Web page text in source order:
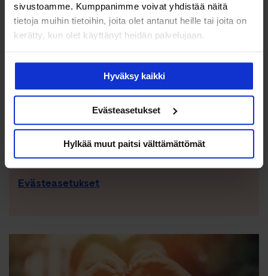
sivustoamme. Kumppanimme voivat yhdistää näitä
tietoja muihin tietoihin, joita olet antanut heille tai joita on
kerätty, kun olet käyttänyt heidän palvelujaan.
Hyväksy kaikki
Evästeasetukset
Hylkää muut paitsi välttämättömät
Bloggaaja Mirva Rajala:
”Raudanpuute selitti oudot...
Naisellakin voi olla puutetta
testosteronista – ky...
Ella sairasti klamydiaa kuukausia
tietämättään – ”...
Evästeasetukset